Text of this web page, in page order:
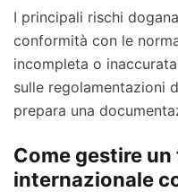
I principali rischi
conformità con le
incompleta o
sulle regolamentazioni
prepara una
Come gestire
internazionale